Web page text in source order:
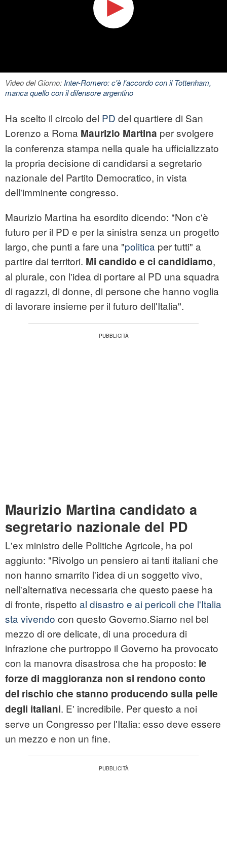
Video del Giorno:Inter-Romero: c'è l'accordo con il Tottenham,
manca quello con il difensore argentino
Ha scelto il circolo del PD del quartiere di San
Lorenzo a Roma Maurizio Martina per svolgere
la conferenza stampa nella quale ha ufficializzato
la propria decisione di candidarsi a segretario
nazionale del Partito Democratico, in vista
dell'imminente congresso.
Maurizio Martina ha esordito dicendo: "Non c'è
futuro per il PD e per la sinistra senza un progetto
largo, che punti a fare una "politica per tutti" a
partire dai territori. Mi candido e ci candidiamo,
al plurale, con l'idea di portare al PD una squadra
di ragazzi, di donne, di persone che hanno voglia
di lavorare insieme per il futuro dell'Italia".
Maurizio Martina candidato a
segretario nazionale del PD
L'ex ministro delle Politiche Agricole, ha poi
aggiunto: "Rivolgo un pensiero ai tanti italiani che
non hanno smarrito l'idea di un soggetto vivo,
nell'alternativa necessaria che questo paese ha
di fronte, rispetto al disastro e ai pericoli che l'Italia
sta vivendo con questo Governo.Siamo nel bel
mezzo di ore delicate, di una procedura di
infrazione che purtroppo il Governo ha provocato
con la manovra disastrosa che ha proposto: le
forze di maggioranza non si rendono conto
del rischio che stanno producendo sulla pelle
degli italiani. E' incredibile. Per questo a noi
serve un Congresso per l'Italia: esso deve essere
un mezzo e non un fine.